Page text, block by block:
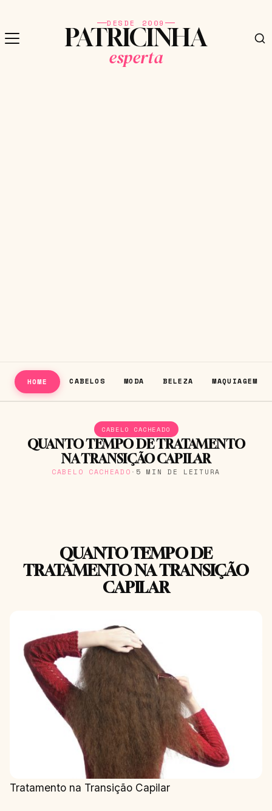
DESDE 2009
PATRICINHA
esperta
HOME CABELOS MODA BELEZA MAQUIAGEM
CABELO CACHEADO
QUANTO TEMPO DE TRATAMENTO
NA TRANSIÇÃO CAPILAR
CABELO CACHEADO · 5 MIN DE LEITURA
QUANTO TEMPO DE
TRATAMENTO NA TRANSIÇÃO
CAPILAR
Tratamento na Transição Capilar